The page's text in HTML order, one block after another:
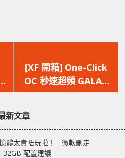
一
篇
文
[XF 開箱] One-Click
OC 秒速超頻 GALAX
GeForce RTX 3080 SG
新文章
體太貴唔玩啦！ 微軟刪走
32GB 配置建議